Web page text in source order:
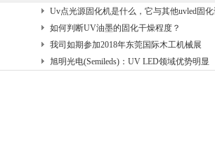
Uv点光源固化机是什么，它与其他uvled固
如何判断UV油墨的固化干燥程度？
我司如期参加2018年东莞国际木工机械展
旭明光电(Semileds)：UV LED领域优势明显